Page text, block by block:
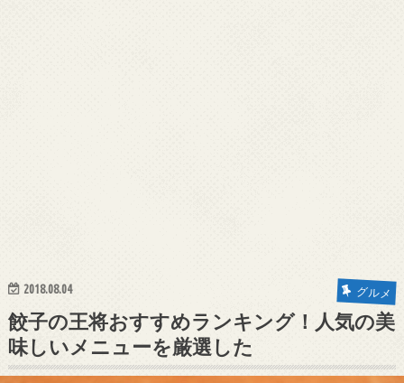
2018.08.04 グルメ
餃子の王将おすすめランキング！人気の美
味しいメニューを厳選した